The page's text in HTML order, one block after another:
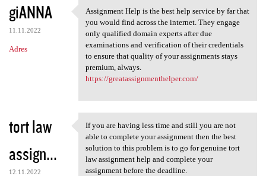
giANNA
11.11.2022
Adres
Assignment Help is the best
Assignment Help is the best help service by far that
you would find across the internet. They engage
only qualified domain experts after due
examinations and verification of their credentials
to ensure that quality of your assignments stays
premium, always.
https://greatassignmenthelper.com/
tort law
assign...
12.11.2022
If you are having less time
If you are having less time and still you are not
able to complete your assignment then the best
solution to this problem is to go for genuine tort
law assignment help and complete your
assignment before the deadline.